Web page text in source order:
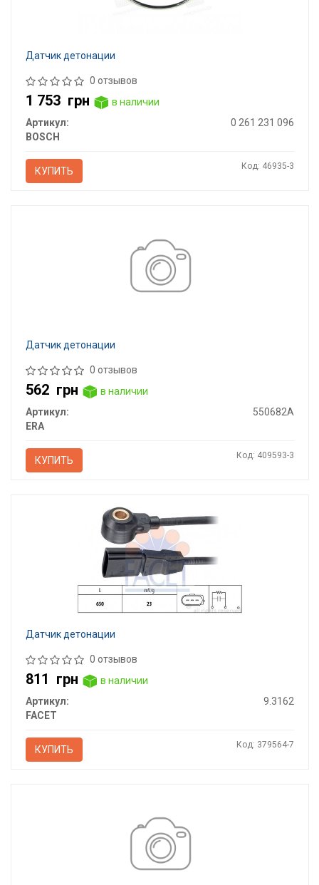
Датчик детонации
0 отзывов
1 753 грн
в наличии
Артикул:
0 261 231 096
BOSCH
КУПИТЬ Код: 46935-3
Датчик детонации
0 отзывов
562 грн
в наличии
Артикул:
550682A
ERA
КУПИТЬ Код: 409593-3
Датчик детонации
0 отзывов
811 грн
в наличии
Артикул:
9.3162
FACET
КУПИТЬ Код: 379564-7